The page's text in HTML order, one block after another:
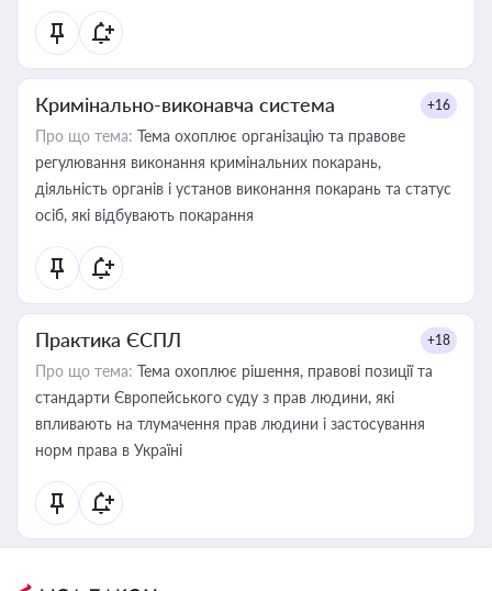
Кримінально-виконавча система +16
Про що тема: Тема охоплює організацію та правове
регулювання виконання кримінальних покарань,
діяльність органів і установ виконання покарань та статус
осіб, які відбувають покарання
Практика ЄСПЛ +18
Про що тема: Тема охоплює рішення, правові позиції та
стандарти Європейського суду з прав людини, які
впливають на тлумачення прав людини і застосування
норм права в Україні